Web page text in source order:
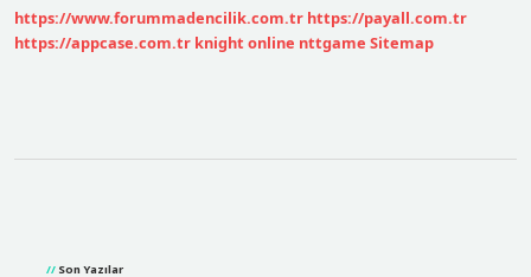
Yarar
https://www.forummadencilik.com.tr https://payall.com.tr
https://appcase.com.tr knight online nttgame Sitemap
Son Yazılar